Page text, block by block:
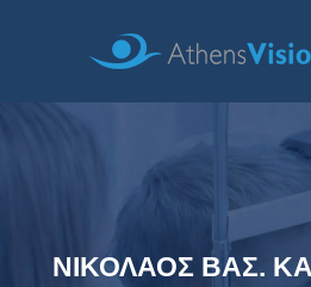
ΝΙΚΟΛΑΟΣ ΒΑΣ.